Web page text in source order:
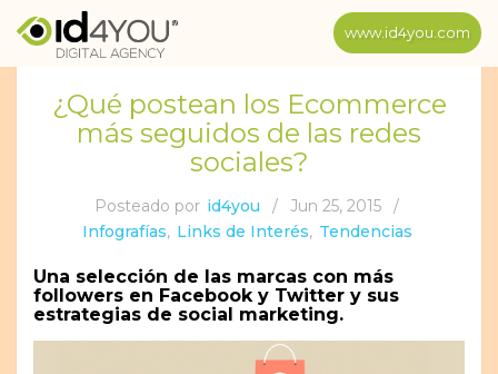
www.id4you.com
¿Qué postean los Ecommerce
más seguidos de las redes
sociales?
Posteado por id4you / Jun 25, 2015
/
Infografías, Links de Interés, Tendencias
Una selección de las marcas con más
followers en Facebook y Twitter y sus
estrategias de social marketing.